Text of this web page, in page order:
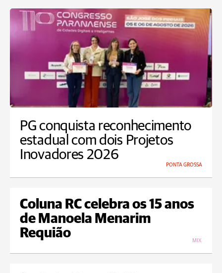
PG conquista reconhecimento
estadual com dois Projetos
Inovadores 2026
PONTA GROSSA
Coluna RC celebra os 15 anos
de Manoela Menarim
Requião
MIX